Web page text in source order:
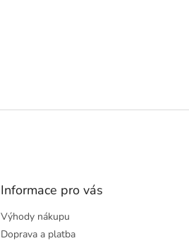
Informace pro vás
Výhody nákupu
Doprava a platba